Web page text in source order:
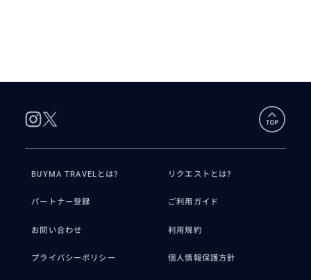
BUYMA TRAVELとは? リクエストとは?
パートナー登録 ご利用ガイド
お問い合わせ 利用規約
プライバシーポリシー 個人情報保護方針